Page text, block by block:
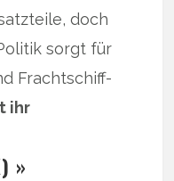
doch
sorgt für
Frachtschiff-
ihr
»